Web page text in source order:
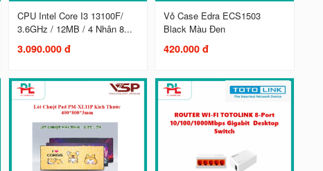
CPU Intel Core I3 13100F/
3.6GHz / 12MB / 4 Nhân 8...
3.090.000 đ
Vỏ Case Edra ECS1503
Black Màu Đen
420.000 đ